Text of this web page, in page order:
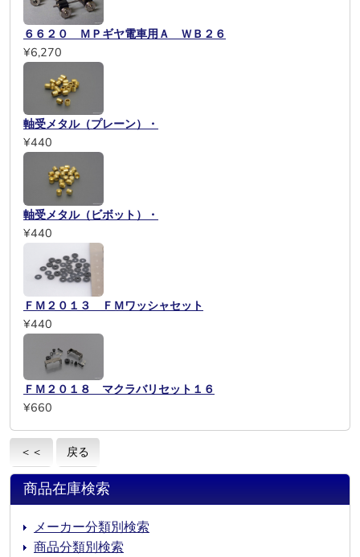
６６２０ ＭＰギヤ電車用Ａ ＷＢ２６
¥6,270
軸受メタル（プレーン）・
¥440
軸受メタル（ビボット）・
¥440
ＦＭ２０１３ ＦＭワッシャセット
¥440
ＦＭ２０１８ マクラバリセット１６
¥660
＜＜ 戻る
商品在庫検索
メーカー分類別検索
商品分類別検索